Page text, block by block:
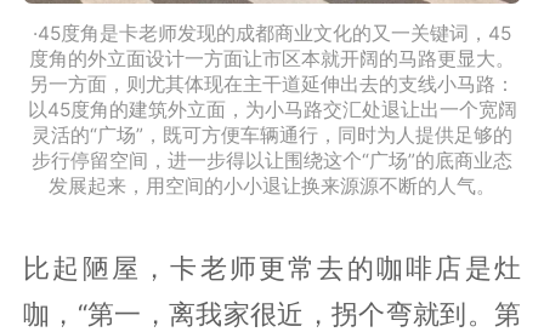
·45度角是卡老师发现的成都商业文化的又一关键词，45
度角的外立面设计一方面让市区本就开阔的马路更显大。
另一方面，则尤其体现在主干道延伸出去的支线小马路：
以45度角的建筑外立面，为小马路交汇处退让出一个宽阔
灵活的“广场”，既可方便车辆通行，同时为人提供足够的
步行停留空间，进一步得以让围绕这个“广场”的底商业态
发展起来，用空间的小小退让换来源源不断的人气。
比起陋屋，卡老师更常去的咖啡店是灶
咖，“第一，离我家很近，拐个弯就到。第